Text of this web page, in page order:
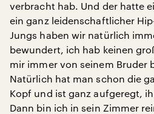
verbracht hab. Und der hatte
ein ganz leidenschaftlicher
Jungs haben wir natürlich
bewundert, ich hab keinen
mir immer von seinem Bruder
Natürlich hat man schon die
Kopf und ist ganz aufgeregt,
Dann bin ich in sein Zimmer